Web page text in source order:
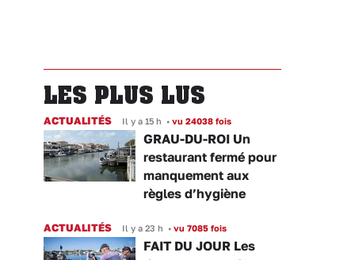
LES PLUS LUS
ACTUALITÉS Il y a 15 h • vu 24038 fois
GRAU-DU-ROI Un
restaurant fermé pour
manquement aux
règles d’hygiène
ACTUALITÉS Il y a 23 h • vu 7085 fois
FAIT DU JOUR Les